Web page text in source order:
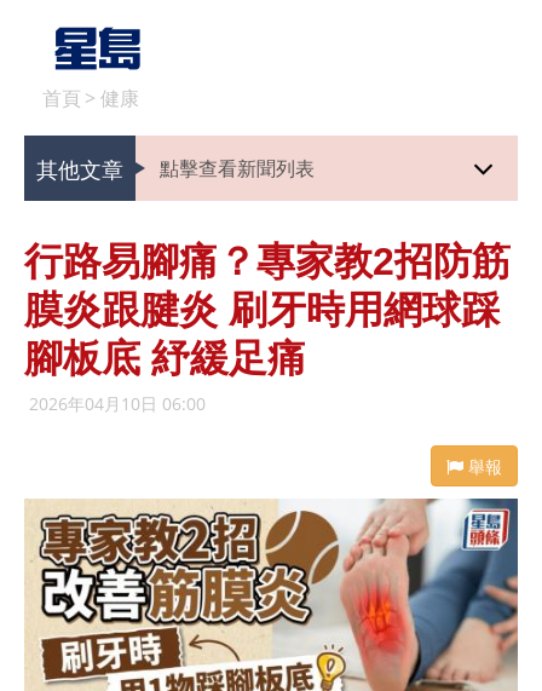
首頁 > 健康
其他文章 點擊查看新聞列表
行路易腳痛？專家教2招防筋
膜炎跟腱炎 刷牙時用網球踩
腳板底 紓緩足痛
2026年04月10日 06:00
舉報